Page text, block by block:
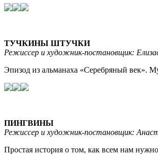
ТУЧКИНЫ ШТУЧКИ
Режиссер и художник-постановщик:
Эпизод из альманаха «Серебряный век».
ПИНГВИНЫ
Режиссер и художник-постановщик:
Простая история о том, как всем нам